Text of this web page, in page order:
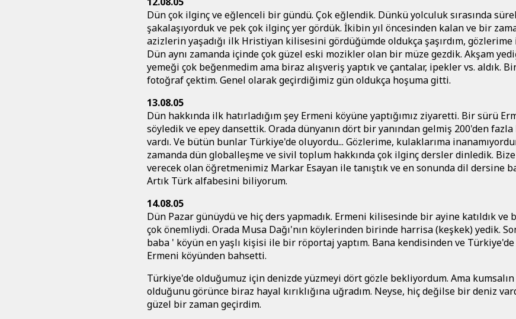
Dün çok ilginç ve eğlenceli bir gündü. Çok eğlendik. Dünkü yolculuk sırasında
şakalaşıyorduk ve pek çok ilginç yer gördük. İkibin yıl öncesinden kalan ve bir
azizlerin yaşadığı ilk Hristiyan kilisesini gördüğümde oldukça şaşırdım, gözlerime
Dün aynı zamanda içinde çok güzel eski mozikler olan bir müze gezdik. Akşam
yemeği çok beğenmedim ama biraz alışveriş yaptık ve çantalar, ipekler vs. aldık.
fotoğraf çektim. Genel olarak geçirdiğimiz gün oldukça hoşuma gitti.
13.08.05
Dün hakkında ilk hatırladığım şey Ermeni köyüne yaptığımız ziyaretti. Bir sürü
söyledik ve epey dansettik. Orada dünyanın dört bir yanından gelmiş 200'den fazla
vardı. Ve bütün bunlar Türkiye'de oluyordu... Gözlerime, kulaklarıma
zamanda dün globalleşme ve sivil toplum hakkında çok ilginç dersler dinledik.
verecek olan öğretmenimiz Markar Esayan ile tanıştık ve en sonunda dil dersine
Artık Türk alfabesini biliyorum.
14.08.05
Dün Pazar günüydü ve hiç ders yapmadık. Ermeni kilisesinde bir ayine katıldık ve
çok önemliydi. Orada Musa Dağı'nın köylerinden birinde harrisa (keşkek) yedik.
baba ' köyün en yaşlı kişisi ile bir röportaj yaptım. Bana kendisinden ve
Ermeni köyünden bahsetti.
Türkiye'de olduğumuz için denizde yüzmeyi dört gözle bekliyordum. Ama
olduğunu görünce biraz hayal kırıklığına uğradım. Neyse, hiç değilse bir deniz
güzel bir zaman geçirdim.